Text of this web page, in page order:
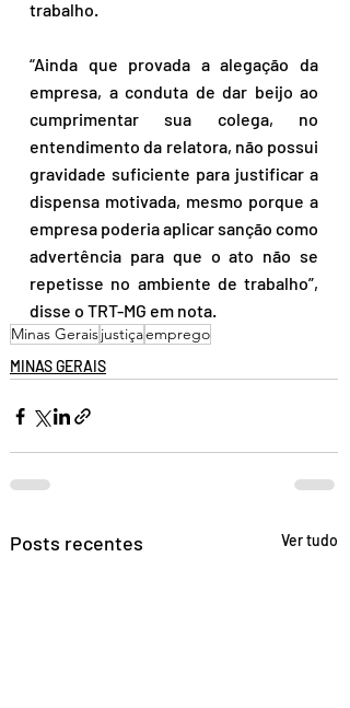
trabalho.
“Ainda que provada a alegação da
empresa, a conduta de dar beijo ao
cumprimentar sua colega, no
entendimento da relatora, não possui
gravidade suficiente para justificar a
dispensa motivada, mesmo porque a
empresa poderia aplicar sanção como
advertência para que o ato não se
repetisse no ambiente de trabalho”,
disse o TRT-MG em nota.
Minas Geraisjustiçaemprego
MINAS GERAIS
Posts recentes Ver tudo